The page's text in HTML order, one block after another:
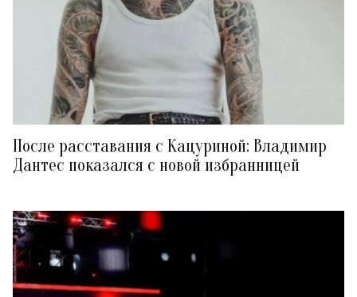
После расставания с Кацуриной: Владимир
Дантес показался с новой избранницей